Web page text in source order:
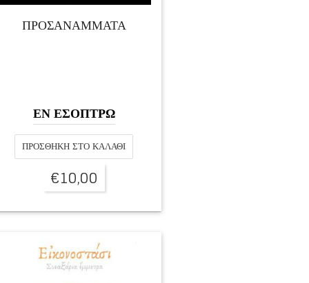
ΠΡΟΣΑΝΑΜΜΑΤΑ
ΕΝ ΕΣΟΠΤΡΩ
ΠΡΟΣΘΉΚΗ ΣΤΟ ΚΑΛΆΘΙ
€10,00